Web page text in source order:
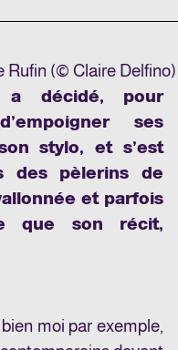
Rufin (© Claire Delfino)
a décidé, pour
ses
stylo, et s’est
des pèlerins de
et parfois
que son récit,
moi par exemple,